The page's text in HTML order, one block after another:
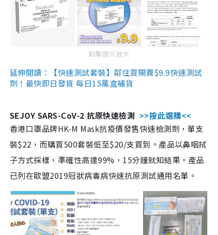
點擊圖片放大
延伸閱讀：【快速測試套裝】鄰住買開賣$9.9快速測試
劑！最快即日發貨 每日15萬盒補貨
SEJOY SARS-CoV-2 抗原快速檢測 >>按此選購<<
香港口罩品牌HK-M Mask抗疫價發售快速檢測劑，單支
裝$22，而購買500套裝低至$20/支買到。產品以鼻咽拭
子方式採樣，準確性高達99%，15分鐘就知結果。產品
已列在歐盟2019冠狀病毒病快速抗原測試通用名單。